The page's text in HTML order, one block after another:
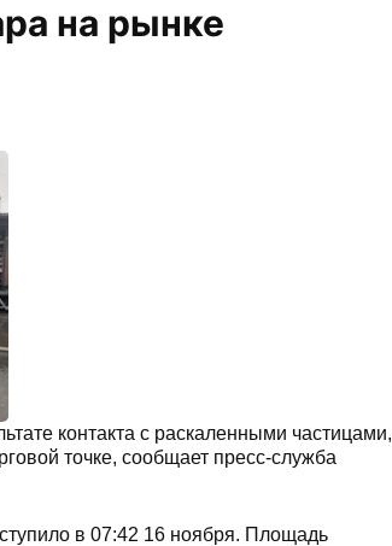
на рынке
контакта с раскаленными частицами,
точке, сообщает пресс-служба
в 07:42 16 ноября. Площадь